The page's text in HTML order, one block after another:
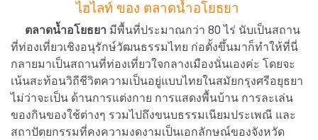
ไฮไลท์ ของ ตลาดน้ำอโยธยา
ตลาดน้ำอโยธยา มีพื้นที่ประมาณกว่า 80 ไร่ นับเป็นสถาน
ที่ท่องเที่ยวเชิงอนุรักษ์วัฒนธรรมไทย ก่อตั้งขึ้นมาก็ทำให้ที่นี่
กลายมาเป็นสถานที่ท่องเที่ยวใจกลางเมืองนั่นเองค่ะ โดยจะ
เน้นสะท้อนวิถีชีวิตความเป็นอยู่แบบไทยในสมัยกรุงศรีอยุธยา
ไม่ว่าจะเป็น ด้านการแต่งกาย การแสดงพื้นบ้าน การละเล่น
ของกินของใช้ต่างๆ รวมไปถึงขนบธรรมเนียมประเพณี และ
สถาปัตยกรรมที่คงความงดงามเป็นเอกลักษณ์ของจังหวัด